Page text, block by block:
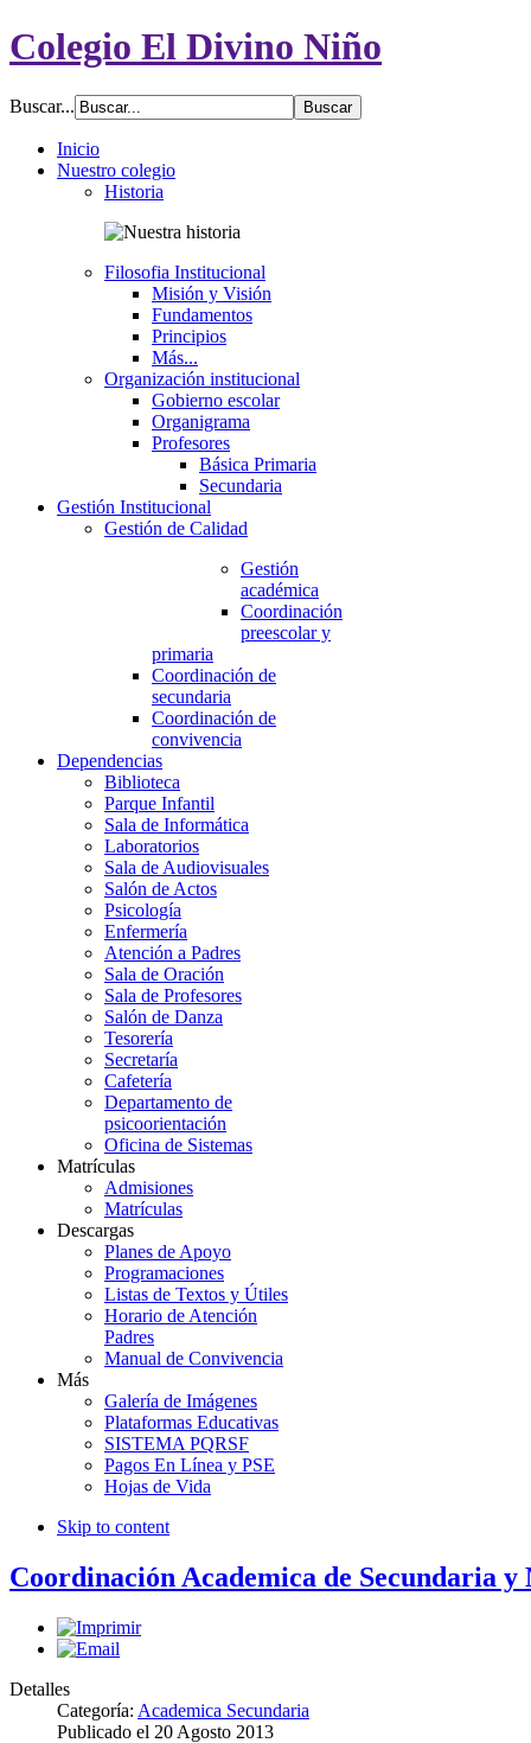
Colegio El Divino Niño
Buscar...
Inicio
Nuestro colegio
Historia
Filosofia Institucional
Misión y Visión
Fundamentos
Principios
Más...
Organización institucional
Gobierno escolar
Organigrama
Profesores
Básica Primaria
Secundaria
Gestión Institucional
Gestión de Calidad
Gestión
académica
Coordinación
preescolar y
primaria
Coordinación de
secundaria
Coordinación de
convivencia
Dependencias
Biblioteca
Parque Infantil
Sala de Informática
Laboratorios
Sala de Audiovisuales
Salón de Actos
Psicología
Enfermería
Atención a Padres
Sala de Oración
Sala de Profesores
Salón de Danza
Tesorería
Secretaría
Cafetería
Departamento de
psicoorientación
Oficina de Sistemas
Matrículas
Admisiones
Matrículas
Descargas
Planes de Apoyo
Programaciones
Listas de Textos y Útiles
Horario de Atención
Padres
Manual de Convivencia
Más
Galería de Imágenes
Plataformas Educativas
SISTEMA PQRSF
Pagos En Línea y PSE
Hojas de Vida
Skip to content
Coordinación Academica de Secundaria y
Detalles
Categoría: Academica Secundaria
Publicado el 20 Agosto 2013